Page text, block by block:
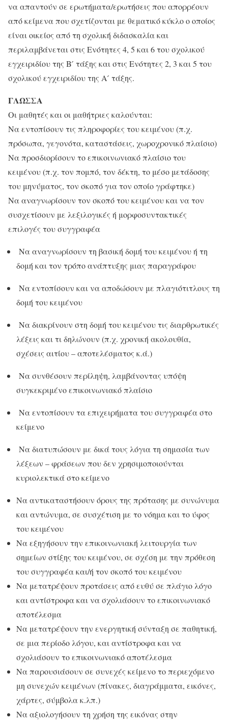
να απαντούν σε ερωτήματα/ερωτήσεις που απορρέουν
από κείμενα που σχετίζονται με θεματικό κύκλο ο οποίος
είναι οικείος από τη σχολική διδασκαλία και
περιλαμβάνεται στις Ενότητες 4, 5 και 6 του σχολικού
εγχειριδίου της Β ́ τάξης και στις Ενότητες 2, 3 και 5 του
σχολικού εγχειριδίου της Α ́ τάξης.
ΓΛΩΣΣΑ
Οι μαθητές και οι μαθήτριες καλούνται:
Να εντοπίσουν τις πληροφορίες του κειμένου (π.χ.
πρόσωπα, γεγονότα, καταστάσεις, χωροχρονικό πλαίσιο)
Να προσδιορίσουν το επικοινωνιακό πλαίσιο του
κειμένου (π.χ. τον πομπό, τον δέκτη, το μέσο μετάδοσης
του μηνύματος, τον σκοπό για τον οποίο γράφτηκε)
Να αναγνωρίσουν τον σκοπό του κειμένου και να τον
συσχετίσουν με λεξιλογικές ή μορφοσυντακτικές
επιλογές του συγγραφέα
Να αναγνωρίσουν τη βασική δομή του κειμένου ή τη
δομή και τον τρόπο ανάπτυξης μιας παραγράφου
Να εντοπίσουν και να αποδώσουν με πλαγιότιτλους τη
δομή του κειμένου
Να διακρίνουν στη δομή του κειμένου τις διαρθρωτικές
λέξεις και τι δηλώνουν (π.χ. χρονική ακολουθία,
σχέσεις αιτίου – αποτελέσματος κ.ά.)
Να συνθέσουν περίληψη, λαμβάνοντας υπόψη
συγκεκριμένο επικοινωνιακό πλαίσιο
Να εντοπίσουν τα επιχειρήματα του συγγραφέα στο
κείμενο
Να διατυπώσουν με δικά τους λόγια τη σημασία των
λέξεων – φράσεων που δεν χρησιμοποιούνται
κυριολεκτικά στο κείμενο
Να αντικαταστήσουν όρους της πρότασης με συνώνυμα
και αντώνυμα, σε συσχέτιση με το νόημα και το ύφος
του κειμένου
Να εξηγήσουν την επικοινωνιακή λειτουργία των
σημείων στίξης του κειμένου, σε σχέση με την πρόθεση
του συγγραφέα και/ή τον σκοπό του κειμένου
Να μετατρέψουν προτάσεις από ευθύ σε πλάγιο λόγο
και αντίστροφα και να σχολιάσουν το επικοινωνιακό
αποτέλεσμα
Να μετατρέψουν την ενεργητική σύνταξη σε παθητική,
σε μια περίοδο λόγου, και αντίστροφα και να
σχολιάσουν το επικοινωνιακό αποτέλεσμα
Να παρουσιάσουν σε συνεχές κείμενο το περιεχόμενο
μη συνεχών κειμένων (πίνακες, διαγράμματα, εικόνες,
χάρτες, σύμβολα κ.λπ.)
Να αξιολογήσουν τη χρήση της εικόνας στην